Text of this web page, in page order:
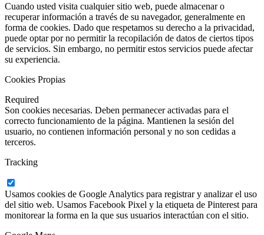
Cuando usted visita cualquier sitio web, puede almacenar o
recuperar información a través de su navegador, generalmente en
forma de cookies. Dado que respetamos su derecho a la privacidad,
puede optar por no permitir la recopilación de datos de ciertos tipos
de servicios. Sin embargo, no permitir estos servicios puede afectar
su experiencia.
Cookies Propias
Required
Son cookies necesarias. Deben permanecer activadas para el
correcto funcionamiento de la página. Mantienen la sesión del
usuario, no contienen información personal y no son cedidas a
terceros.
Tracking
Usamos cookies de Google Analytics para registrar y analizar el uso
del sitio web. Usamos Facebook Pixel y la etiqueta de Pinterest para
monitorear la forma en la que sus usuarios interactúan con el sitio.